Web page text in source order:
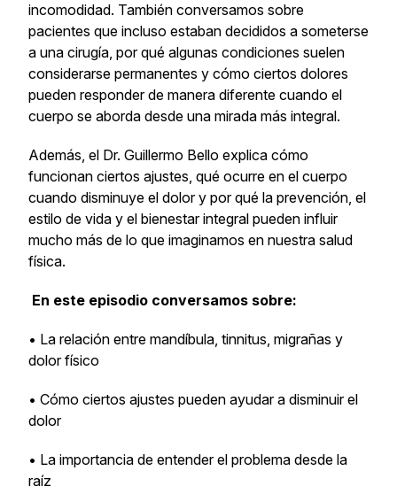
incomodidad. También conversamos sobre
pacientes que incluso estaban decididos a someterse
a una cirugía, por qué algunas condiciones suelen
considerarse permanentes y cómo ciertos dolores
pueden responder de manera diferente cuando el
cuerpo se aborda desde una mirada más integral.
Además, el Dr. Guillermo Bello explica cómo
funcionan ciertos ajustes, qué ocurre en el cuerpo
cuando disminuye el dolor y por qué la prevención, el
estilo de vida y el bienestar integral pueden influir
mucho más de lo que imaginamos en nuestra salud
física.
En este episodio conversamos sobre:
• La relación entre mandíbula, tinnitus, migrañas y
dolor físico
• Cómo ciertos ajustes pueden ayudar a disminuir el
dolor
• La importancia de entender el problema desde la
raíz